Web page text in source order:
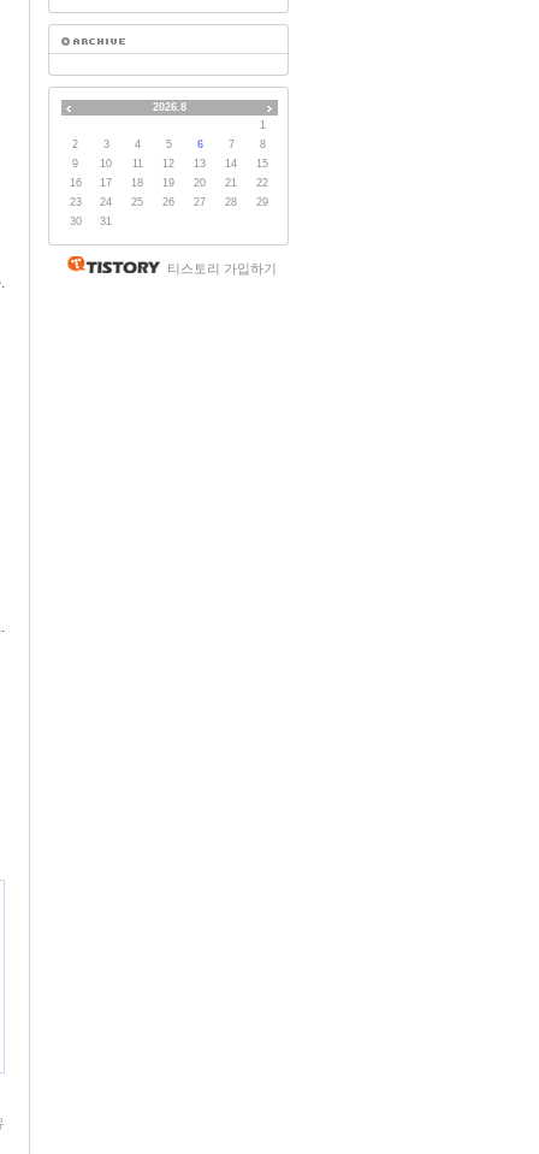
2026.8
1
2
3 4 5 6 7
8
9
10 11 12 13 14
15
16
17 18 19 20 21
22
23
24 25 26 27 28
29
30
31
티스토리 가입하기